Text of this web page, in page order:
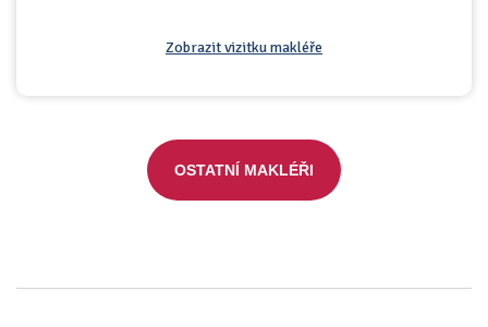
Zobrazit vizitku makléře
OSTATNÍ MAKLÉŘI